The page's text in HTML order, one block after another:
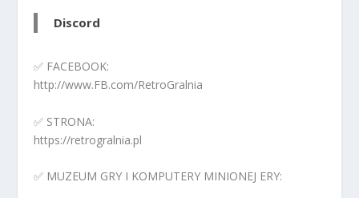
Discord
✅ FACEBOOK:
http://www.FB.com/RetroGralnia
✅ STRONA:
https://retrogralnia.pl
✅ MUZEUM GRY I KOMPUTERY MINIONEJ ERY: